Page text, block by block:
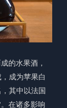
的水果酒，
成为苹果白
其中以法国
。在诸多影响